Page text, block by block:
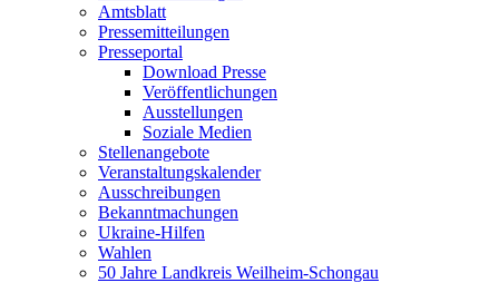
Amtsblatt
Pressemitteilungen
Presseportal
Download Presse
Veröffentlichungen
Ausstellungen
Soziale Medien
Stellenangebote
Veranstaltungskalender
Ausschreibungen
Bekanntmachungen
Ukraine-Hilfen
Wahlen
50 Jahre Landkreis Weilheim-Schongau